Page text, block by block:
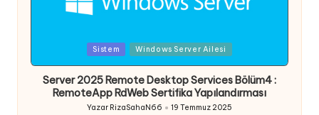
in
Sistem Windows Server Ailesi
Server 2025 Remote Desktop Services Bölüm4 :
RemoteApp RdWeb Sertifika Yapılandırması
Posted
Yazar RizaSahaN66 19 Temmuz 2025